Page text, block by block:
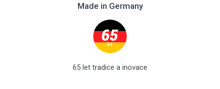
Made in Germany
65 let tradice a inovace